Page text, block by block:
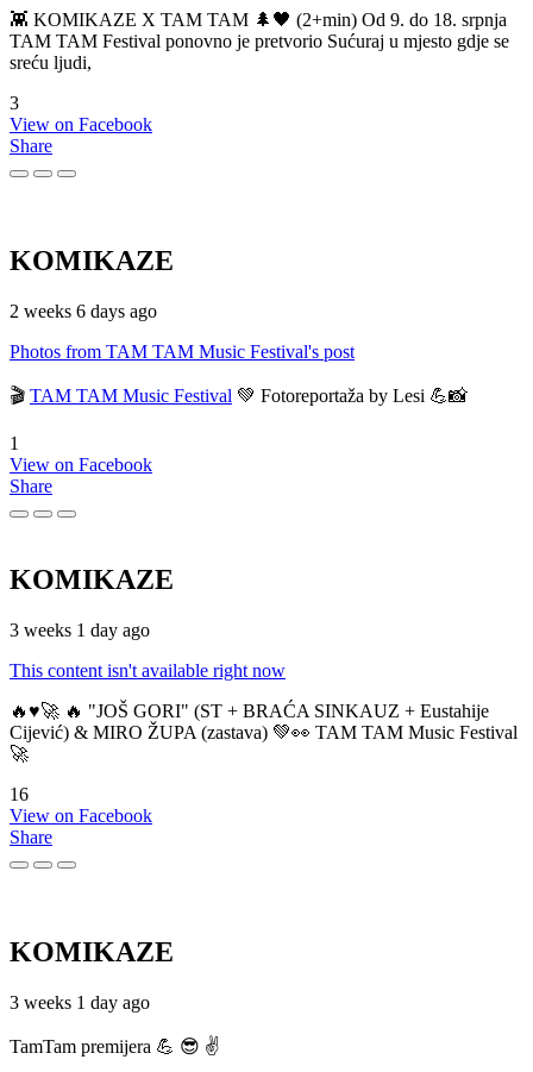
👾 KOMIKAZE X TAM TAM 🌲🖤 (2+min) Od 9. do 18. srpnja
TAM TAM Festival ponovno je pretvorio Sućuraj u mjesto gdje se
sreću ljudi,
3
View on Facebook
Share
KOMIKAZE
2 weeks 6 days ago
Photos from TAM TAM Music Festival's post
🎬 TAM TAM Music Festival 💚 Fotoreportaža by Lesi 💪📸
1
View on Facebook
Share
KOMIKAZE
3 weeks 1 day ago
This content isn't available right now
🔥♥️🚀 🔥 "JOŠ GORI" (ST + BRAĆA SINKAUZ + Eustahije
Cijević) & MIRO ŽUPA (zastava) 💚👀 TAM TAM Music Festival
🚀
16
View on Facebook
Share
KOMIKAZE
3 weeks 1 day ago
TamTam premijera 💪 😎 ✌️